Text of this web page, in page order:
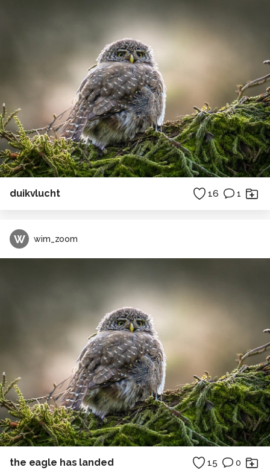
duikvlucht 16 1
W wim_zoom
the eagle has landed 15 0